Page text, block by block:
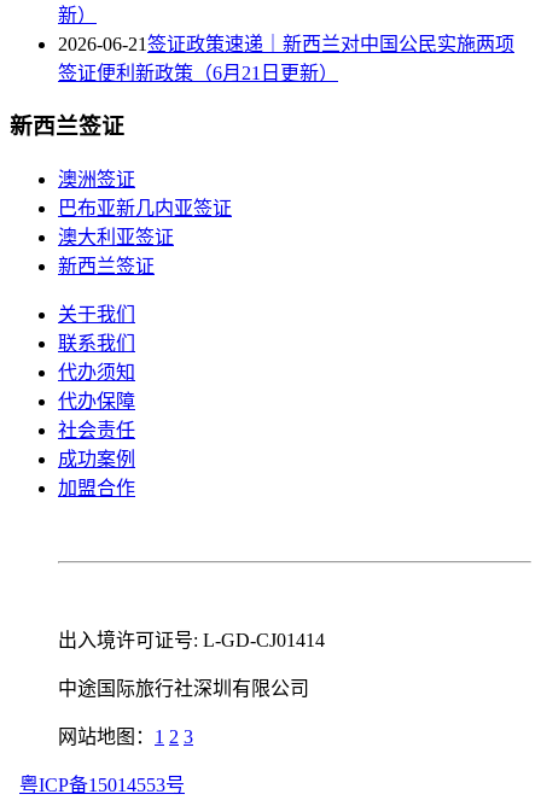
新）
2026-06-21签证政策速递｜新西兰对中国公民实施两项
签证便利新政策（6月21日更新）
新西兰签证
澳洲签证
巴布亚新几内亚签证
澳大利亚签证
新西兰签证
关于我们
联系我们
代办须知
代办保障
社会责任
成功案例
加盟合作
出入境许可证号: L-GD-CJ01414
中途国际旅行社深圳有限公司
网站地图： 1 2 3
粤ICP备15014553号